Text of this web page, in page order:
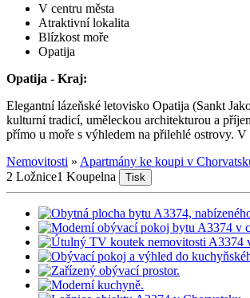
V centru města
Atraktivní lokalita
Blízkost moře
Opatija
Opatija - Kraj:
Elegantní lázeňské letovisko Opatija (Sankt
kulturní tradicí, uměleckou architekturou a
přímo u moře s výhledem na přilehlé ostrovy.
Nemovitosti » Apartmány ke koupi v
2 Ložnice1 Koupelna Tisk